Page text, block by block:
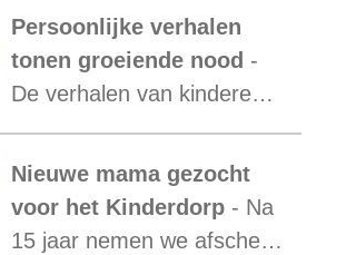
verslag van de activiteiten
van Malaika Kids Tanzania
is uit.
Persoonlijke verhalen
tonen groeiende nood -
De verhalen van kinderen
laten zien hoe essentieel
onze ondersteuning is,
terwijl de vraag blijft
toenemen.
Nieuwe mama gezocht
voor het Kinderdorp - Na
15 jaar nemen we afscheid